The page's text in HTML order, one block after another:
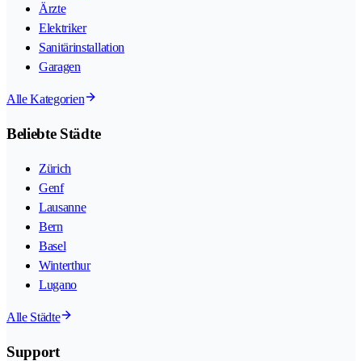
Ärzte
Elektriker
Sanitärinstallation
Garagen
Alle Kategorien
Beliebte Städte
Zürich
Genf
Lausanne
Bern
Basel
Winterthur
Lugano
Alle Städte
Support